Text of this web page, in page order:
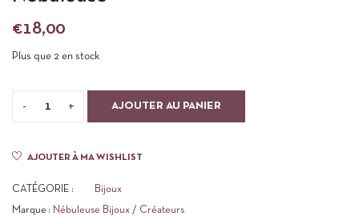
€18,00
Plus que 2 en stock
AJOUTER AU PANIER
AJOUTER À MA WISHLIST
CATÉGORIE : Bijoux
Marque : Nébuleuse Bijoux / Créateurs